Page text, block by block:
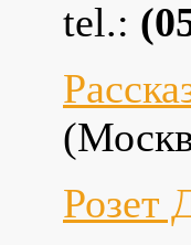
tel.:
Розет